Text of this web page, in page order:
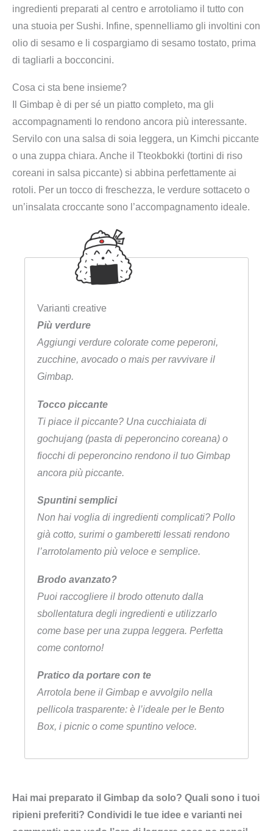
ingredienti preparati al centro e arrotoliamo il tutto con
una stuoia per Sushi. Infine, spennelliamo gli involtini con
olio di sesamo e li cospargiamo di sesamo tostato, prima
di tagliarli a bocconcini.
Cosa ci sta bene insieme?
Il Gimbap è di per sé un piatto completo, ma gli
accompagnamenti lo rendono ancora più interessante.
Servilo con una salsa di soia leggera, un Kimchi piccante
o una zuppa chiara. Anche il Tteokbokki (tortini di riso
coreani in salsa piccante) si abbina perfettamente ai
rotoli. Per un tocco di freschezza, le verdure sottaceto o
un’insalata croccante sono l’accompagnamento ideale.
Varianti creative
Più verdure
Aggiungi verdure colorate come peperoni,
zucchine, avocado o mais per ravvivare il
Gimbap.
Tocco piccante
Ti piace il piccante? Una cucchiaiata di
gochujang (pasta di peperoncino coreana) o
fiocchi di peperoncino rendono il tuo Gimbap
ancora più piccante.
Spuntini semplici
Non hai voglia di ingredienti complicati? Pollo
già cotto, surimi o gamberetti lessati rendono
l’arrotolamento più veloce e semplice.
Brodo avanzato?
Puoi raccogliere il brodo ottenuto dalla
sbollentatura degli ingredienti e utilizzarlo
come base per una zuppa leggera. Perfetta
come contorno!
Pratico da portare con te
Arrotola bene il Gimbap e avvolgilo nella
pellicola trasparente: è l’ideale per le Bento
Box, i picnic o come spuntino veloce.
Hai mai preparato il Gimbap da solo? Quali sono i tuoi
ripieni preferiti? Condividi le tue idee e varianti nei